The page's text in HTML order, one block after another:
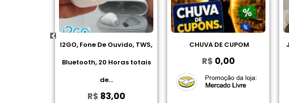
CHUVA DE CUPOM
R$0,00
Jogo De Toalhas 4 Pçs Fio
Cardado 100% Algodão
Bosco...